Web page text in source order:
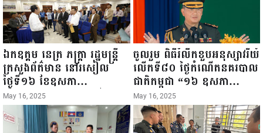
ឯកឧត្តម នេត្រ ភក្ត្រា រដ្ឋមន្ត្រី
ក្រសួងព័ត៌មាន នៅរសៀល
ថ្ងៃទី១៦ ខែឧសភា
ឆ្នាំ២០២៥នេះ បានអញ្ជើញចុះ
ធ្វើជំរឿនថ្នាក់ដឹកនាំមន្ត្រីរាជ
ការស៉ីវិល នៃក្រសួងព័ត៌មាន...
May 16, 2025
ចូលរួម ពិធីរំលឹកខួបអនុស្សាវរីយ៍
លើកទី៨០ ថ្ងៃកំណើតនគរបាល
ជាតិកម្ពុជា “១៦ ឧសភា
១៩៤៥ ~ ១៦ ឧសភា
២០២៥”...
May 16, 2025